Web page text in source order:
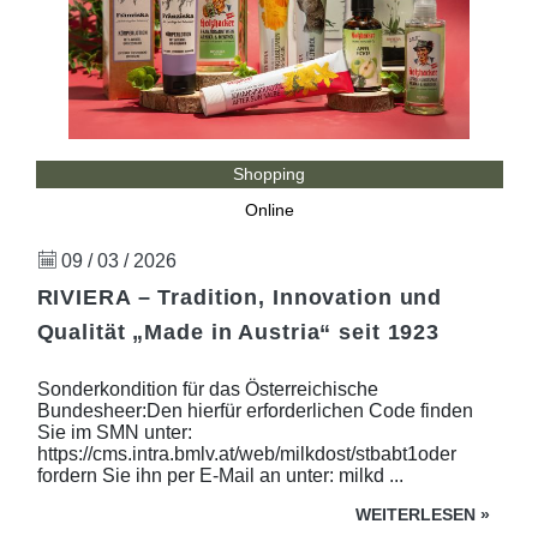
Shopping
Online
09 / 03 / 2026
RIVIERA – Tradition, Innovation und
Qualität „Made in Austria“ seit 1923
Sonderkondition für das Österreichische
Bundesheer:Den hierfür erforderlichen Code finden
Sie im SMN unter:
https://cms.intra.bmlv.at/web/milkdost/stbabt1oder
fordern Sie ihn per E-Mail an unter: milkd ...
WEITERLESEN »